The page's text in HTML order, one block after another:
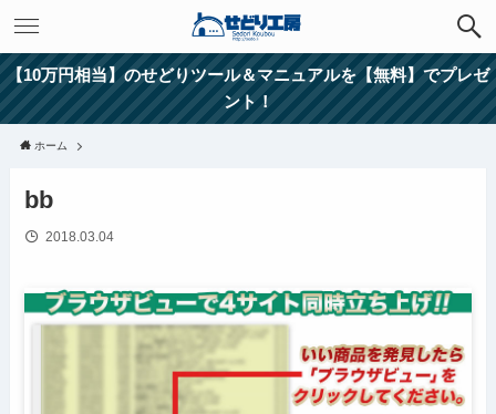
【10万円相当】のせどりツール＆マニュアルを【無料】でプレゼ
ント！
ホーム
bb
2018.03.04